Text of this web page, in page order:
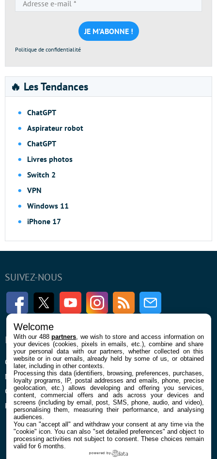
e-
mail
*
Politique de confidentialité
🔥 Les Tendances
ChatGPT
Aspirateur robot
ChatGPT
Livres photos
Switch 2
VPN
Windows 11
iPhone 17
SUIVEZ-NOUS
FacebookTwitter Youtube InstagramRSS Newsletter
ENTREPRISE
Qui sommes nous
Mentions légales et CGU
Confidentialité et Cookies
Préférences cookies
À PROPOS
La rédaction
Contact
Welcome
With our 488partners , we wish to store and access information on
your devices (cookies, pixels in emails, etc.), combine and share
your personal data with our partners, whether collected on this
website or in our emails, already held by some of us, or obtained
later, including in other contexts.
Processing this data (identifiers, browsing, preferences, purchases,
loyalty programs, IP, postal addresses and emails, phone, precise
geolocation, etc.) allows developing and offering you services,
content, commercial offers and ads across your devices and
screens (including by email, post, SMS, phone, audio, and video),
personalising them, measuring their performance, and analysing
audiences.
You can "accept all" and withdraw your consent at any time via the
"cookie" icon. You can also "set detailed preferences" and object to
processing activities not subject to consent. These choices remain
valid for 6 months.
powered by